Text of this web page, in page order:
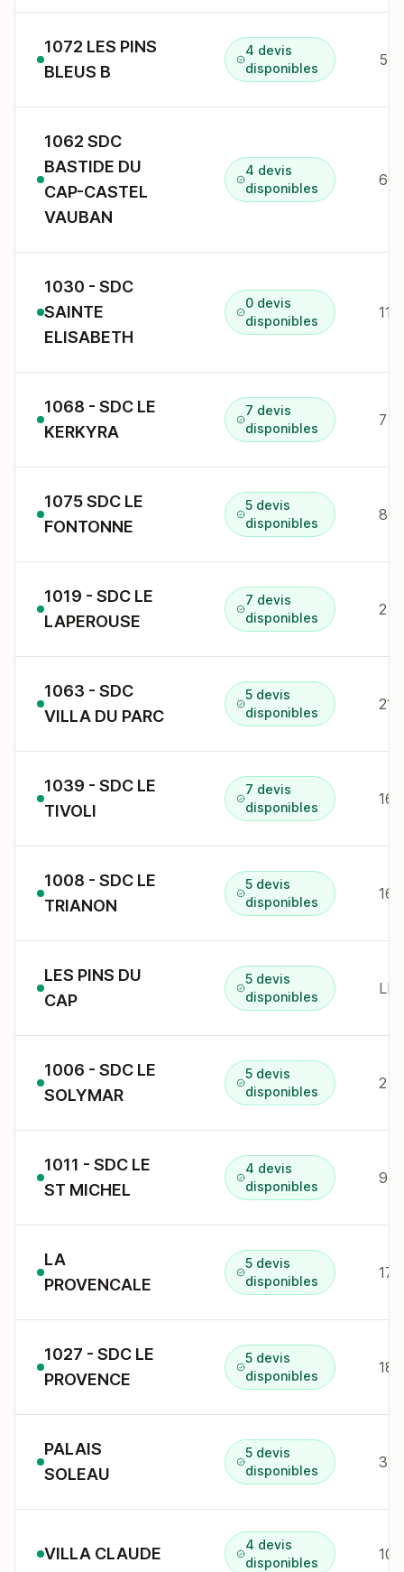
1072 LES PINS
BLEUS B
4 devis
disponibles
55
1062 SDC
BASTIDE DU
CAP-CASTEL
VAUBAN
4 devis
disponibles
1030 - SDC
SAINTE
ELISABETH
0 devis
disponibles
1068 - SDC LE
KERKYRA
7 devis
disponibles
75
1075 SDC LE
FONTONNE
5 devis
disponibles
1019 - SDC LE
LAPEROUSE
7 devis
disponibles
25
1063 - SDC
VILLA DU PARC
5 devis
disponibles
1039 - SDC LE
TIVOLI
7 devis
disponibles
16
1008 - SDC LE
TRIANON
5 devis
disponibles
16
LES PINS DU
CAP
5 devis
disponibles
1006 - SDC LE
SOLYMAR
5 devis
disponibles
2
1011 - SDC LE
ST MICHEL
4 devis
disponibles
95
LA
PROVENCALE
5 devis
disponibles
17
1027 - SDC LE
PROVENCE
5 devis
disponibles
18
PALAIS
SOLEAU
5 devis
disponibles
32
VILLA CLAUDE
4 devis
disponibles